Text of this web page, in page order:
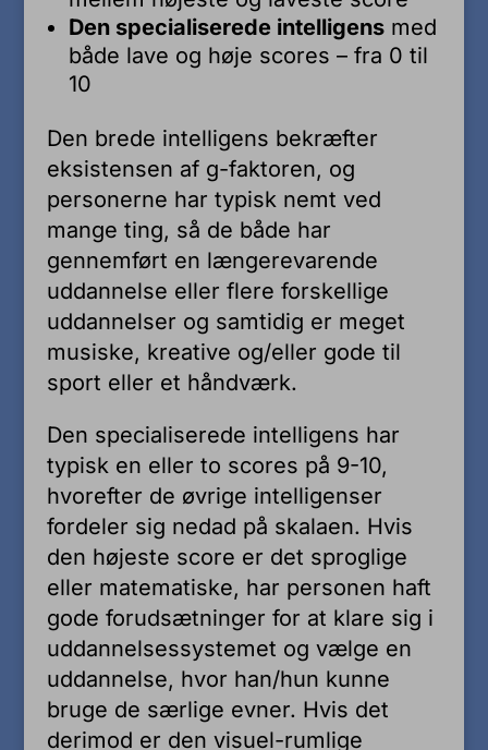
Den specialiserede intelligensmed
både lave og høje scores – fra 0 til
10
Den brede intelligens bekræfter
eksistensen af g-faktoren, og
personerne har typisk nemt ved
mange ting, så de både har
gennemført en længerevarende
uddannelse eller flere forskellige
uddannelser og samtidig er meget
musiske, kreative og/eller gode til
sport eller et håndværk.
Den specialiserede intelligens har
typisk en eller to scores på 9-10,
hvorefter de øvrige intelligenser
fordeler sig nedad på skalaen. Hvis
den højeste score er det sproglige
eller matematiske, har personen haft
gode forudsætninger for at klare sig i
uddannelsessystemet og vælge en
uddannelse, hvor han/hun kunne
bruge de særlige evner. Hvis det
derimod er den visuel-rumlige